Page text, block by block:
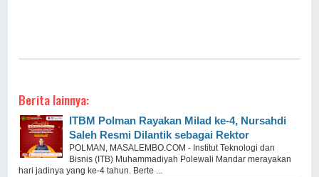
Berita lainnya:
ITBM Polman Rayakan Milad ke-4, Nursahdi
Saleh Resmi Dilantik sebagai Rektor
POLMAN, MASALEMBO.COM - Institut Teknologi dan
Bisnis (ITB) Muhammadiyah Polewali Mandar merayakan
hari jadinya yang ke-4 tahun. Berte ...